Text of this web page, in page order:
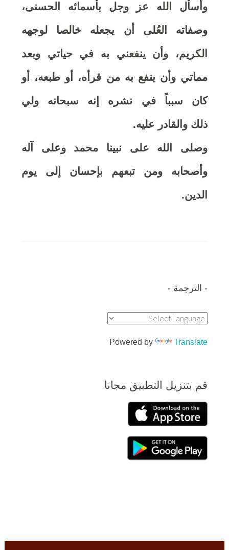
وأسأل الله عز وجل بأسمائه الحسنى،
وصفاته العُلى أن يجعله خالصا لوجهه
الكريم، وأن ينفعني به في حياتي وبعد
مماتي وأن ينفع به من قرأه، أو طبعه، أو
كان سبباً في نشره إنه سبحانه ولي
ذلك والقادر عليه.
وصلى الله على نبينا محمد وعلى آله
وأصحابه ومن تبعهم بإحسان إلى يوم
الدين.
الترجمة
Powered by Translate
قم بتنزيل التطبيق مجانا